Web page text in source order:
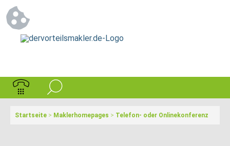
Startseite > Maklerhomepages > Telefon- oder Onlinekonferenz